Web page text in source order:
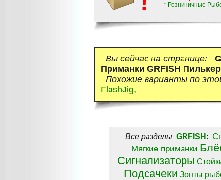
* Розниничные
Вы сейчас на странице:
Приманки GRFISH
Похожие варианты по
FlashJig,
Все разделы GRFISH :
Мягкие приманки
Сигнализаторы
Подсачеки Зонты